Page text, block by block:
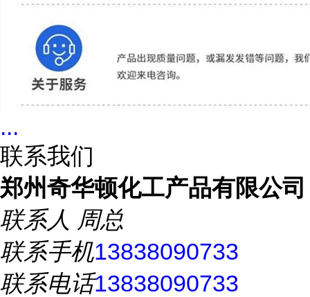
...
联系我们
郑州奇华顿化工产品有限公司
联系人 周总
联系手机13838090733
联系电话13838090733